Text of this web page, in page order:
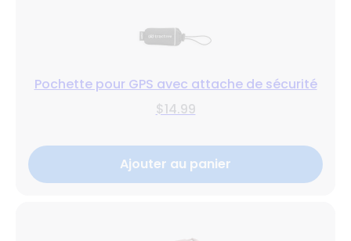
Pochette pour GPS avec attache de sécurité
$14.99
Ajouter au panier